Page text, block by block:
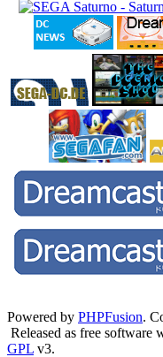
Powered by PHPFusion.
Released as free software
GPL v3.